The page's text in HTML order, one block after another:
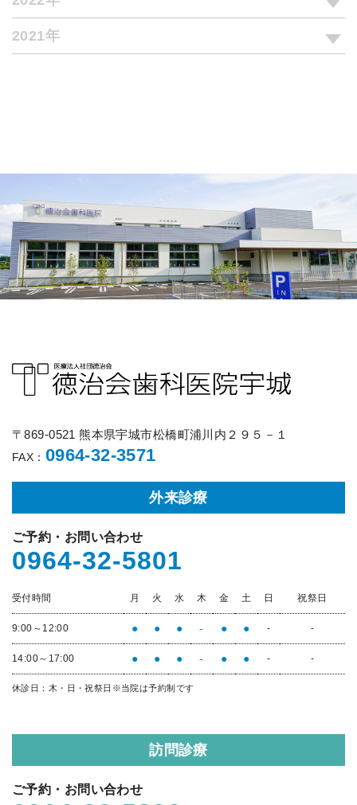
2021年
〒869-0521 熊本県宇城市松橋町浦川内２９５－１
FAX： 0964-32-3571
外来診療
ご予約・お問い合わせ
0964-32-5801
受付時間 月 火 水 木 金 土 日 祝祭日
9:00～12:00 ● ● ● - ● ● - -
14:00～17:00 ● ● ● - ● ● - -
休診日：木・日・祝祭日 ※当院は予約制です
訪問診療
ご予約・お問い合わせ